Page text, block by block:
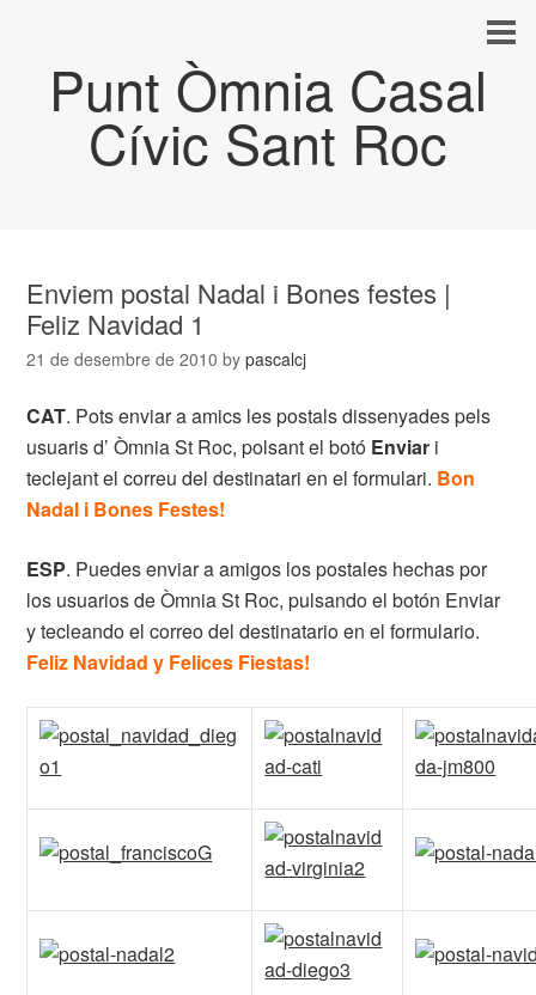
Punt Òmnia Casal
Cívic Sant Roc
Enviem postal Nadal i Bones festes |
Feliz Navidad 1
21 de desembre de 2010 bypascalcj
CAT. Pots enviar a amics les postals dissenyades pels
usuaris d’ Òmnia St Roc, polsant el botó Enviar i
teclejant el correu del destinatari en el formulari. Bon
Nadal i Bones Festes!
ESP. Puedes enviar a amigos los postales hechas por
los usuarios de Òmnia St Roc, pulsando el botón Enviar
y tecleando el correo del destinatario en el formulario.
Feliz Navidad y Felices Fiestas!